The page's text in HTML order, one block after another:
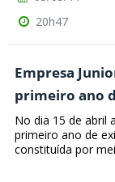
20h47
Empresa
primeiro ano
No dia 15 de abril
primeiro ano de
constituída por